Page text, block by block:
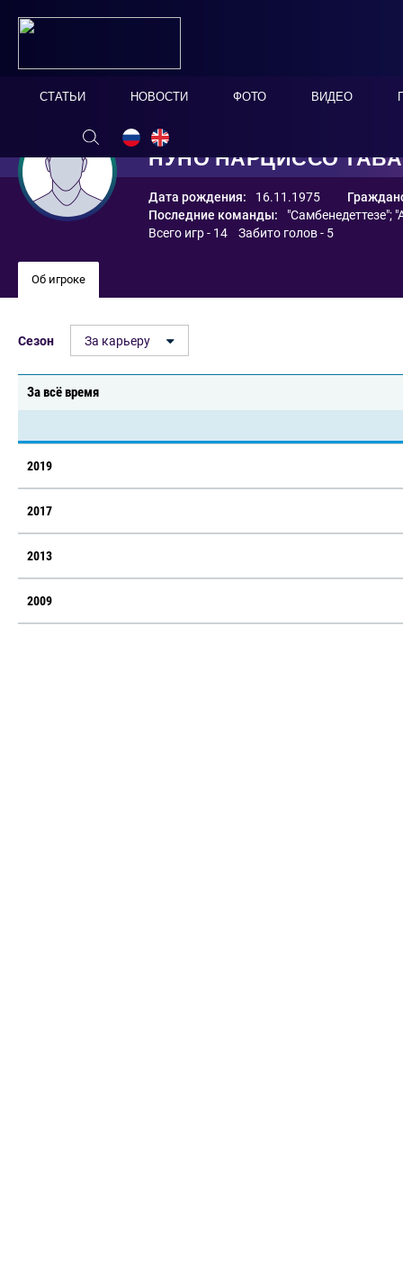
СТАТЬИ НОВОСТИ ФОТО ВИДЕО
НУНО НАРЦИССО
Дата рождения: 16.11.1975
Последние команды:
"Самбенедеттезе";
Всего игр - 14 Забито голов - 5
Об игроке
Сезон За карьеру
За всё время
2019
2017
2013
2009